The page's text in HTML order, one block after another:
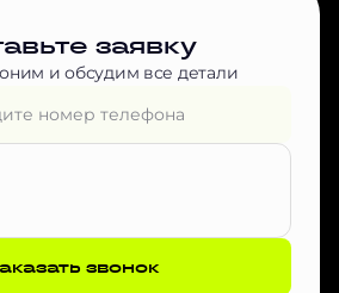
заявку
и обсудим все детали
звонок